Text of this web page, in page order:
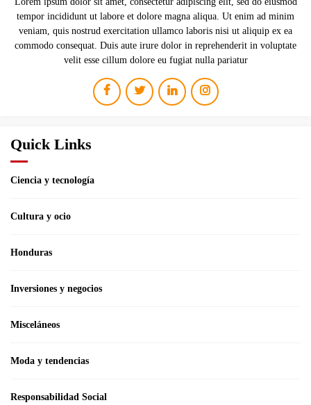
tempor incididunt ut labore et dolore magna aliqua. Ut enim ad minim
veniam, quis nostrud exercitation ullamco laboris nisi ut aliquip ex ea
commodo consequat. Duis aute irure dolor in reprehenderit in voluptate
velit esse cillum dolore eu fugiat nulla pariatur
Quick Links
Ciencia y tecnología
Cultura y ocio
Honduras
Inversiones y negocios
Misceláneos
Moda y tendencias
Responsabilidad Social